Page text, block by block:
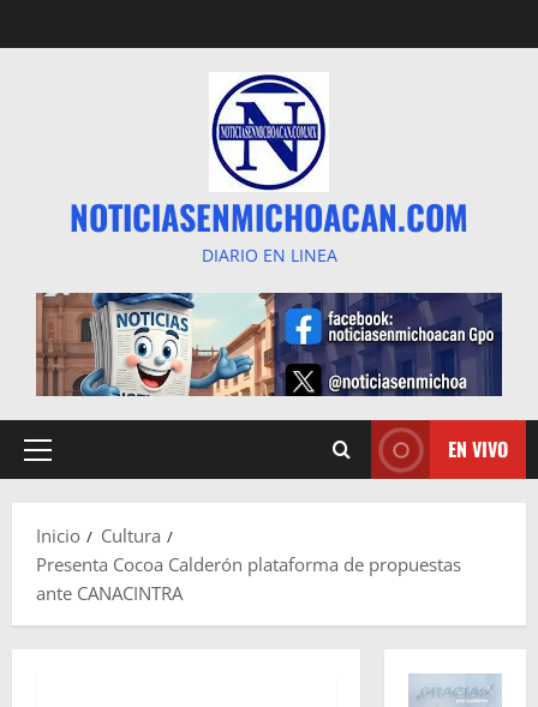
al
NOTICIASENMICHOACAN.COM
DIARIO EN LINEA
Menú
EN VIVO
Inicio
Cultura
Presenta Cocoa Calderón plataforma de propuestas
ante CANACINTRA